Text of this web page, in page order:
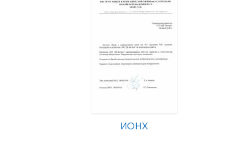
ИОНХ